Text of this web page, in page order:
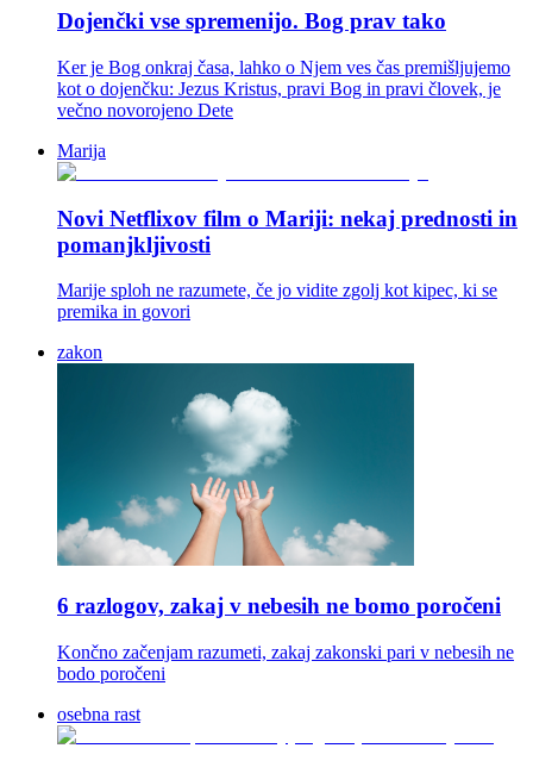
Dojenčki vse spremenijo. Bog prav tako
Ker je Bog onkraj časa, lahko o Njem ves čas premišljujemo
kot o dojenčku: Jezus Kristus, pravi Bog in pravi človek, je
večno novorojeno Dete
Marija
Novi Netflixov film o Mariji: nekaj prednosti in
pomanjkljivosti
Marije sploh ne razumete, če jo vidite zgolj kot kipec, ki se
premika in govori
zakon
6 razlogov, zakaj v nebesih ne bomo poročeni
Končno začenjam razumeti, zakaj zakonski pari v nebesih ne
bodo poročeni
osebna rast